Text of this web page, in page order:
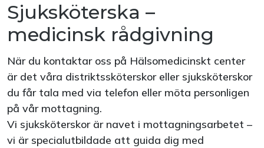
Sjuksköterska –
medicinsk rådgivning
När du kontaktar oss på Hälsomedicinskt center
är det våra distriktssköterskor eller sjuksköterskor
du får tala med via telefon eller möta personligen
på vår mottagning.
Vi sjuksköterskor är navet i mottagningsarbetet –
vi är specialutbildade att guida dig med